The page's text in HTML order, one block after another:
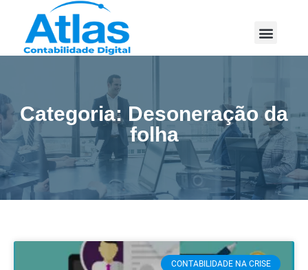
Categoria: Desoneração da
folha
CONTABILIDADE NA CRISE